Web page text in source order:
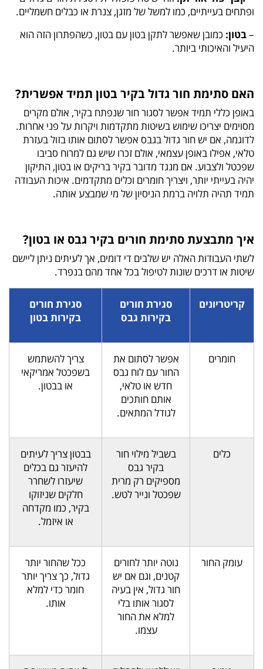
ופתחים בעייתיים, כמו למשל של מזגן, צנרת או כבלים חשמליים.
–בטון: כמובן שאפשר לתקן בטון עם בטון, כשהפתרון הזה הוא
היעיל והאיכותי ביותר.
האם סתימת חור גדול בקיר בטון תמיד אפשרית?
באופן כללי תמיד אפשר לסגור חור שנפתח בקיר, אולם מקרים
מסוימים יצריכו שימוש בשיטות מתקדמות ויקרות על פני אחרות.
לדוגמה, אם יש חור גדול בגבס אפשר לסתום אותו בזול בעזרת
טלאי, אפילו באופן עצמאי, אולם זכרו שיש גם למרוח סביבו
שפכטל ולצבוע. אם מנגד מדובר בקיר בריקים או בטון, התיקון
יהיה בעייתי יותר, ויצריך חומרים וכלים מתקדמים. איכות העבודה
תמיד תהיה תלויה ברמת הניסיון של מי שמבצע אותה.
איך מתבצעת סתימת חורים בקיר גבס או בטון?
לשתי העבודות האלה יש שלבים די דומים, אך לעיתים ניתן ליישם
שיטות או דרכים שונות לטיפול בכל אחד מהם בנפרד.
קריטריונים
סגירת חורים
בקירות גבס
סגירת חורים
בקירות בטון
חומרים
אפשר לסתום את
החור עם לוח גבס
חדש או טלאי,
אותם חותכים
לגודל המתאים.
צריך להשתמש
בשפכטל אמריקאי
או בבטון.
כלים
בשביל מילוי חור
בקיר גבס
מספיקים רק מרית
שפכטל ונייר לטש.
בבטון צריך לעיתים
להיעזר גם בכלים
שיעזרו לשחרר
חלקים שניזוקו
בקיר, כמו מקדחה
או איזמל.
עומק החור
נוטה יותר לחורים
קטנים, וגם אם יש
חור גדול, אין בעיה
לסגור אותו בלי
למלא את החור
עצמו.
ככל שהחור יותר
גדול, כך צריך יותר
חומר כדי למלא
אותו.